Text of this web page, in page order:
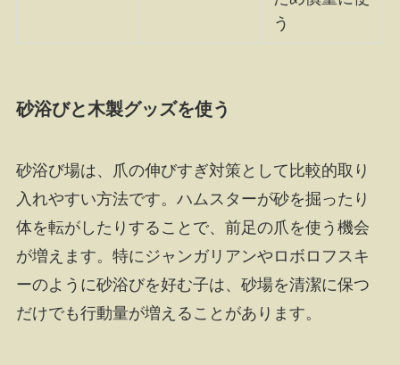
う
砂浴びと木製グッズを使う
砂浴び場は、爪の伸びすぎ対策として比較的取り
入れやすい方法です。ハムスターが砂を掘ったり
体を転がしたりすることで、前足の爪を使う機会
が増えます。特にジャンガリアンやロボロフスキ
ーのように砂浴びを好む子は、砂場を清潔に保つ
だけでも行動量が増えることがあります。